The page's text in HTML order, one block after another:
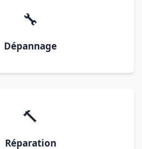
🔧
Dépannage
🔨
Réparation